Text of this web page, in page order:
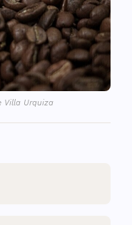
Villa Urquiza